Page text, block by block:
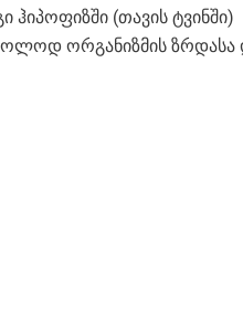
(თავის ტვინში)
ორგანიზმის ზრდასა